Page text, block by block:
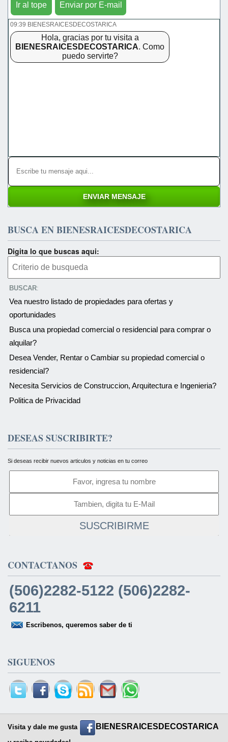
Ir al tope Enviar por E-mail
09:39 BIENESRAICESDECOSTARICA
Hola, gracias por tu visita a
BIENESRAICESDECOSTARICA. Como
puedo servirte?
BUSCA EN BIENESRAICESDECOSTARICA
Digita lo que buscas aqui:
BUSCAR:
Vea nuestro listado de propiedades para ofertas y
oportunidades
Busca una propiedad comercial o residencial para comprar o
alquilar?
Desea Vender, Rentar o Cambiar su propiedad comercial o
residencial?
Necesita Servicios de Construccion, Arquitectura e Ingenieria?
Politica de Privacidad
DESEAS SUSCRIBIRTE?
Si deseas recibir nuevos articulos y noticias en tu correo
SUSCRIBIRME
CONTACTANOS
(506)2282-5122 (506)2282-
6211
Escribenos, queremos saber de ti
SIGUENOS
Visita y dale me gusta BIENESRAICESDECOSTARICA